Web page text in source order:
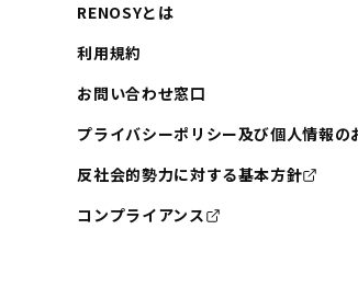
RENOSYとは
利用規約
お問い合わせ窓口
プライバシーポリシー及び個人情報の
反社会的勢力に対する基本方針
コンプライアンス